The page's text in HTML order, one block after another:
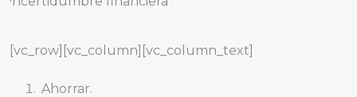
[vc_row][vc_column][vc_column_text]
Ahorrar.